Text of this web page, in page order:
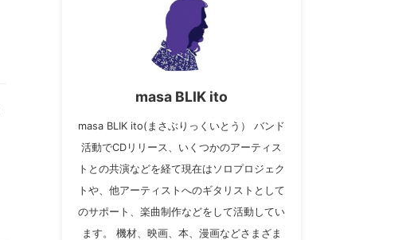
masa BLIK ito
masa BLIK ito(まさぶりっくいとう） バンド
活動でCDリリース、いくつかのアーティス
トとの共演などを経て現在はソロプロジェク
トや、他アーティストへのギタリストとして
のサポート、楽曲制作などをして活動してい
ます。 機材、映画、本、漫画などさまざま